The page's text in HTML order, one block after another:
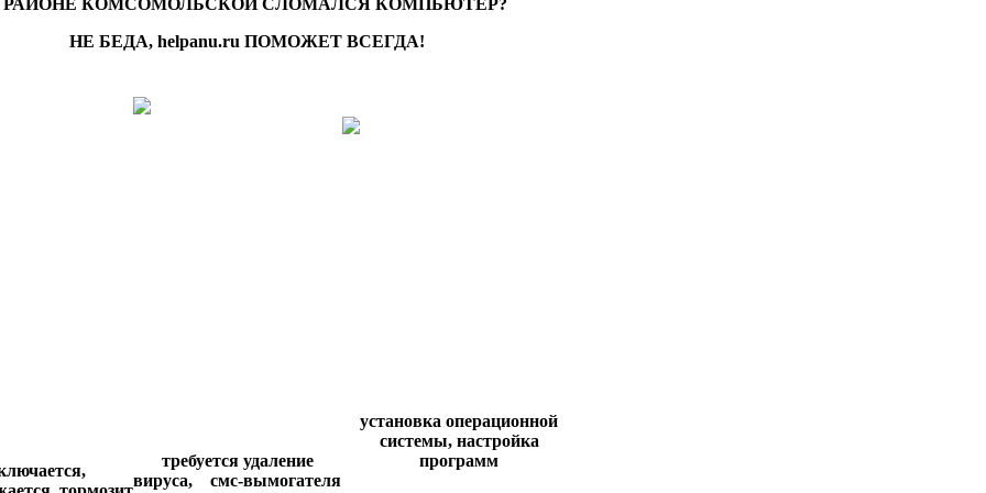
НЕ БЕДА, helpanu.ru ПОМОЖЕТ ВСЕГДА!
требуется удаление
вируса, смс-вымогателя
установка операционной
системы, настройка
программ